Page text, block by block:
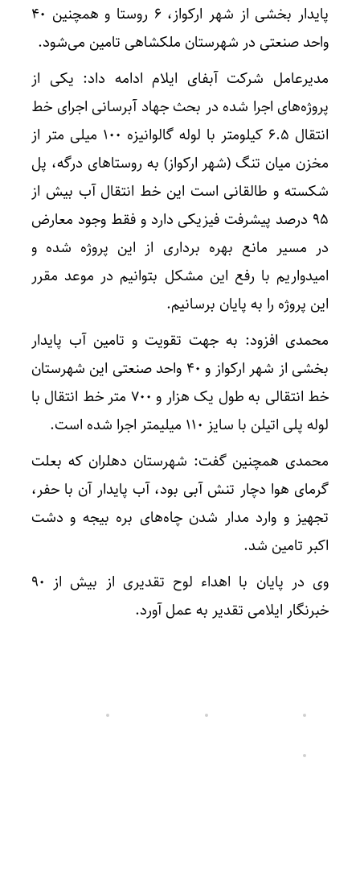
پایدار بخشی از شهر ارکواز، ۶ روستا و همچنین ۴۰
واحد صنعتی در شهرستان ملکشاهی تامین می‌شود.
مدیرعامل شرکت آبفای ایلام ادامه داد: یکی از
پروژه‌های اجرا شده در بحث جهاد آبرسانی اجرای خط
انتقال ۶.۵ کیلومتر با لوله گالوانیزه ۱۰۰ میلی متر از
مخزن میان تنگ (شهر ارکواز) به روستاهای درگه، پل
شکسته و طالقانی است این خط انتقال آب بیش از
۹۵ درصد پیشرفت فیزیکی دارد و فقط وجود معارض
در مسیر مانع بهره برداری از این پروژه شده و
امیدواریم با رفع این مشکل بتوانیم در موعد مقرر
این پروژه را به پایان برسانیم.
محمدی افزود: به جهت تقویت و تامین آب پایدار
بخشی از شهر ارکواز و ۴۰ واحد صنعتی این شهرستان
خط انتقالی به طول یک هزار و ۷۰۰ متر خط انتقال با
لوله پلی اتیلن با سایز ۱۱۰ میلیمتر اجرا شده است.
محمدی همچنین گفت: شهرستان دهلران که بعلت
گرمای هوا دچار تنش آبی بود، آب پایدار آن با حفر،
تجهیز و وارد مدار شدن چاه‌های بره بیجه و دشت
اکبر تامین شد.
وی در پایان با اهداء لوح تقدیری از بیش از ۹۰
خبرنگار ایلامی تقدیر به عمل آورد.